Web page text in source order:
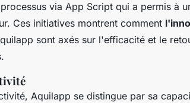
via App Script qui a permis à
Ces initiatives montrent comment
sont axés sur l'efficacité et le
Aquilapp se distingue par sa